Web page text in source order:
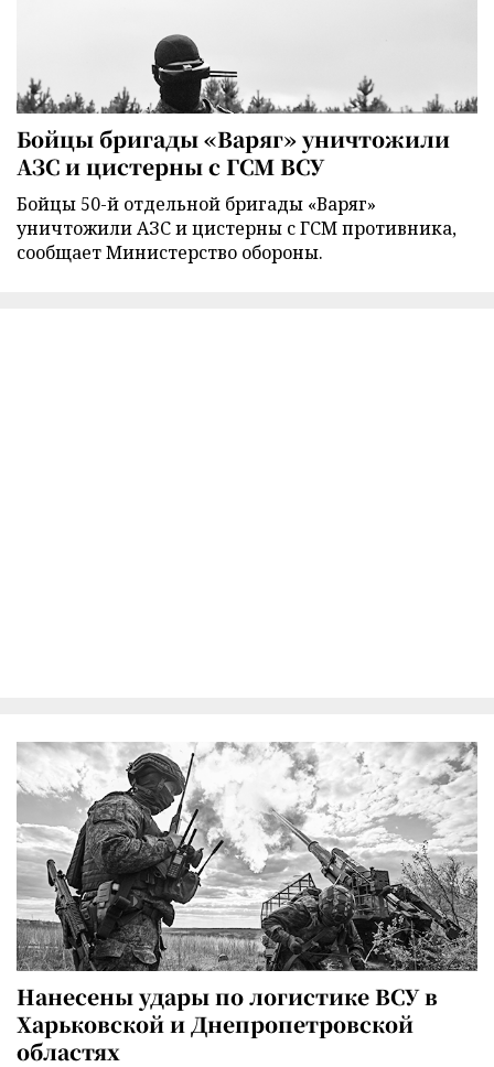
Бойцы бригады «Варяг» уничтожили
АЗС и цистерны с ГСМ ВСУ
Бойцы 50-й отдельной бригады «Варяг»
уничтожили АЗС и цистерны с ГСМ противника,
сообщает Министерство обороны.
Нанесены удары по логистике ВСУ в
Харьковской и Днепропетровской
областях